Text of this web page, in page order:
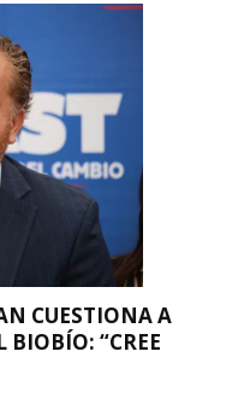
CUESTIONA A
BIOBÍO: “CREE